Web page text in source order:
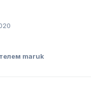
maruk